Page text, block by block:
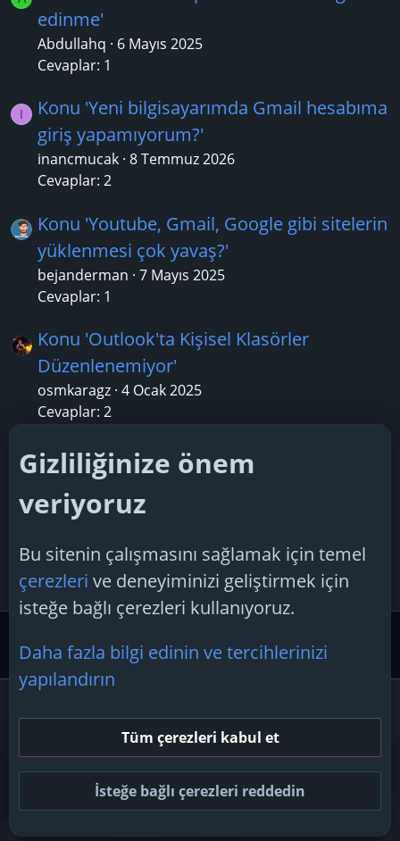
edinme'
Abdullahq
6 Mayıs 2025
Cevaplar: 1
I
Konu 'Yeni bilgisayarımda Gmail hesabıma
giriş yapamıyorum?'
inancmucak 8 Temmuz 2026
Cevaplar: 2
Konu 'Youtube, Gmail, Google gibi sitelerin
yüklenmesi çok yavaş?'
bejanderman 7 Mayıs 2025
Cevaplar: 1
Konu 'Outlook'ta Kişisel Klasörler
Düzenlenemiyor'
osmkaragz 4 Ocak 2025
Cevaplar: 2
H Konu 'Gmail e-posta hesabım çalışmıyor?'
hakanyarali
16 Haziran 2025
Cevaplar: 2
Konu 'Web Sayfaları Reklam Engelleyici?'
12 Haziran 2025
Cevaplar: 9
Microsoft Desteği İnternet Tarayıcıları ve E-posta
Şartlar ve kurallar
Gizlilik politikası
Yardım
Ana sayfa
R
S
Topluluk platform by TechForumTR
Gizliliğinize önem
veriyoruz
Bu sitenin çalışmasını sağlamak için temel
çerezleri ve deneyiminizi geliştirmek için
isteğe bağlı çerezleri kullanıyoruz.
Daha fazla bilgi edinin ve tercihlerinizi
yapılandırın
Tüm çerezleri kabul et
İsteğe bağlı çerezleri reddedin